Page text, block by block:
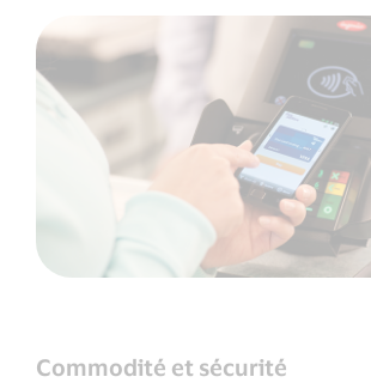
Commodité et sécurité